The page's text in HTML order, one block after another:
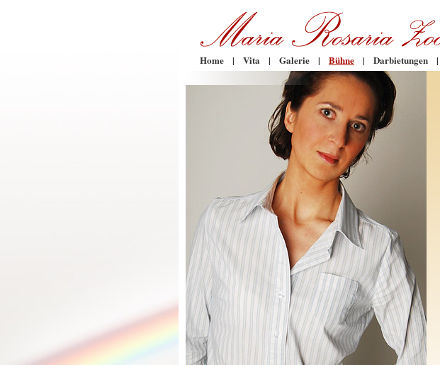
Home | Vita | Galerie | Bühne | Darbietungen |